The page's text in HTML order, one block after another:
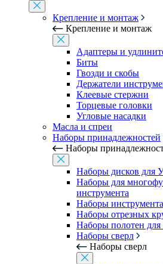
Крепление и монтаж
Крепление и монтаж
Адаптеры и
Биты
Гвозди и скобы
Держатели
Клеевые стержни
Торцевые головки
Угловые насадки
Масла и спреи
Наборы принадлежностей
Наборы
Наборы дисков
Наборы для
инструмента
Наборы
Наборы отрезных
Наборы полотен
Наборы сверл
Наборы сверл